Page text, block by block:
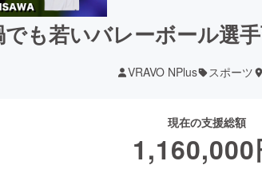
も若いバレーボール選
VRAVO NPlus スポーツ
現在の支援総額
1,160,000